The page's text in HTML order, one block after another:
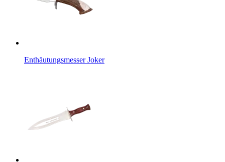
Enthäutungsmesser Joker